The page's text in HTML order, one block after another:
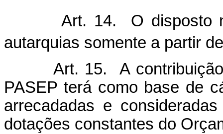
Art. 14. O disposto
autarquias somente a partir
Art. 15. A
PASEP terá como base de
arrecadadas e
dotações constantes do